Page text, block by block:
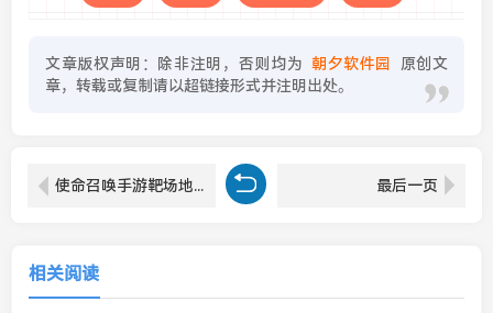
文章版权声明：除非注明，否则均为 朝夕软件园
原创文
章，转载或复制请以超链接形式并注明出处。
使命召唤手游靶场地图怎么玩-靶场地图玩法攻略 最后一页
相关阅读